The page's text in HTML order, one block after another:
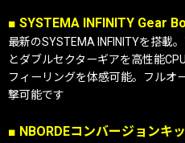
■ SYSTEMA INFINITY Gear
最新のSYSTEMA INFINITYを搭載
とダブルセクターギアを高性能
フィーリングを体感可能。フルオ
撃可能です
■ NBORDEコンバージョンキ